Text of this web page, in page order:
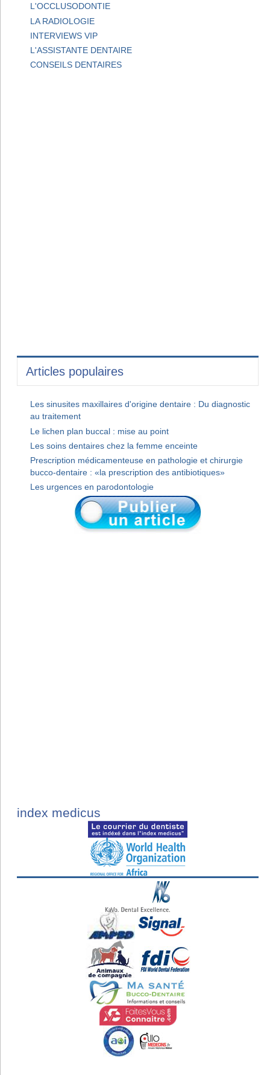
L'OCCLUSODONTIE
LA RADIOLOGIE
INTERVIEWS VIP
L'ASSISTANTE DENTAIRE
CONSEILS DENTAIRES
Articles populaires
Les sinusites maxillaires d'origine dentaire : Du diagnostic
au traitement
Le lichen plan buccal : mise au point
Les soins dentaires chez la femme enceinte
Prescription médicamenteuse en pathologie et chirurgie
bucco-dentaire : «la prescription des antibiotiques»
Les urgences en parodontologie
index medicus